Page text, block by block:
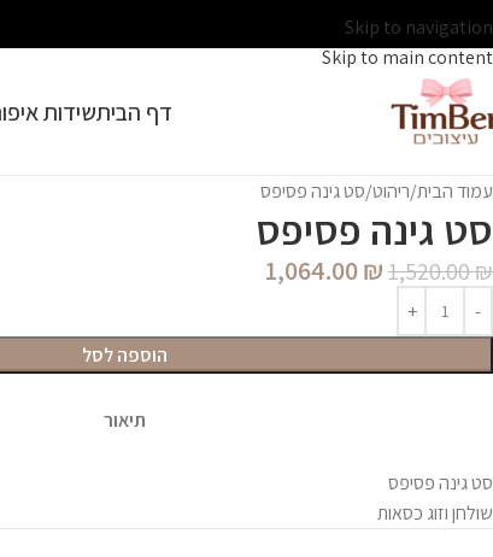
Skip to navigation
Skip to main content
דף הביתשידות
עמוד הבית ריהוט סט גינה פסיפס
סט גינה פסיפס
1,520.00₪
1,064.00₪
הוספה לסל
תיאור
סט גינה פסיפס
שולחן וזוג כסאות